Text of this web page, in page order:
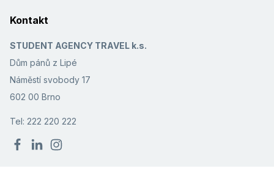
Kontakt
STUDENT AGENCY TRAVEL k.s.
Dům pánů z Lipé
Náměstí svobody 17
602 00 Brno
Tel: 222 220 222